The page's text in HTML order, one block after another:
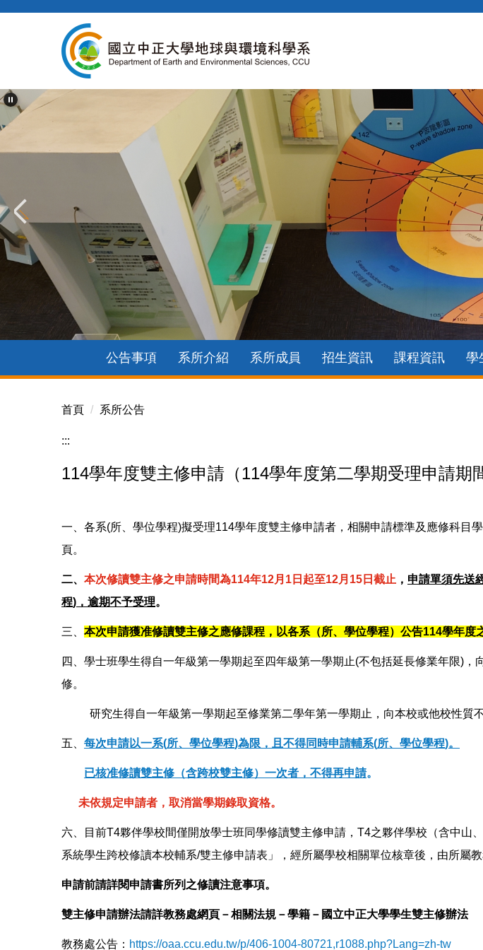
內
容
區
公告事項 系所介紹 系所成員 招生資訊 課程資訊 學
首頁 系所公告
:::
114學年度雙主修申請（114學年度第二學期受理申請期
一、各系(所、學位學程)擬受理114學年度雙主修申請者，相關申請標準及應修科目
頁。
二、 本次修讀雙主修之申請時間為114年12月 1 日起至12月 15 日截止 ， 申請單須先送
程) ，逾期不予受理。
三、 本次申請獲准修讀雙主修之應修課程，以各系（所、學位學程）公告114學年度
四、學士班學生得自一年級第一學期起至四年級第一學期止(不包括延長修業年限)
修。
研究生得自一年級第一學期起至修業第二學年第一學期止，向本校或他校性質
五、 每次申請以一系(所、學位學程)為限，且不得同時申請輔系(所、學位學程)。
已核准修讀雙主修（含跨校雙主修）一次者，不得再申請。
未依規定申請者，取消當學期錄取資格。
六、目前T4夥伴學校間僅開放學士班同學修讀雙主修申請，T4之夥伴學校（含中
系統學生跨校修讀本校輔系/雙主修申請表」，經所屬學校相關單位核章後，由所屬
申請前請詳閱申請書所列之修讀注意事項。
雙主修申請辦法請詳教務處網頁－相關法規－學籍－國立中正大學學生雙主修辦法
教務處公告： https://oaa.ccu.edu.tw/p/406-1004-80721,r1088.php?Lang=zh-tw